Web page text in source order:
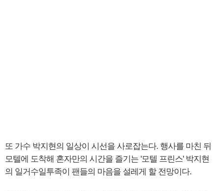
또 가수 박지현의 일상이 시선을 사로잡는다. 행사를 마친 뒤
모텔에 도착해 혼자만의 시간을 즐기는 '모텔 프린스' 박지현
의 일거수일투족이 팬들의 마음을 설레게 할 전망이다.